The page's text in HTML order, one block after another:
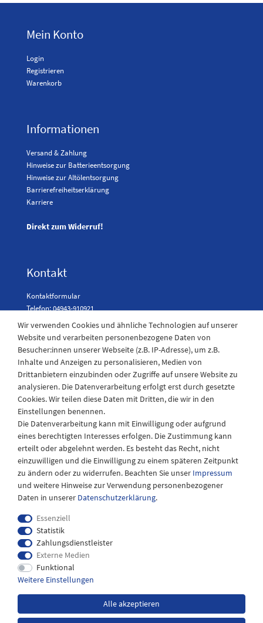
Mein Konto
Login
Registrieren
Warenkorb
Informationen
Versand & Zahlung
Hinweise zur Batterieentsorgung
Hinweise zur Altölentsorgung
Barrierefreiheitserklärung
Karriere
Direkt zum Widerruf!
Kontakt
Kontaktformular
Telefon: 04943-910921
Laden Öffnungszeiten
Montag - Freitag
08:30 - 12:30 und 13.00 - 17.30 Uhr
Samstags
08:30 bis 12:30 Uhr
Impressum
Widerrufs­recht
Wir verwenden Cookies und ähnliche Technologien auf unserer
Website und verarbeiten personenbezogene Daten von
Besucher:innen unserer Webseite (z.B. IP-Adresse), um z.B.
Inhalte und Anzeigen zu personalisieren, Medien von
Drittanbietern einzubinden oder Zugriffe auf unsere Website zu
analysieren. Die Datenverarbeitung erfolgt erst durch gesetzte
Cookies. Wir teilen diese Daten mit Dritten, die wir in den
Einstellungen benennen.
Die Datenverarbeitung kann mit Einwilligung oder aufgrund
eines berechtigten Interesses erfolgen. Die Zustimmung kann
erteilt oder abgelehnt werden. Es besteht das Recht, nicht
einzuwilligen und die Einwilligung zu einem späteren Zeitpunkt
zu ändern oder zu widerrufen. Beachten Sie unser Impressum
und weitere Hinweise zur Verwendung personenbezogener
Daten in unserer Daten­schutz­erklärung.
Essenziell
Statistik
Zahlungsdienstleister
Externe Medien
Funktional
Weitere Einstellungen
Alle akzeptieren